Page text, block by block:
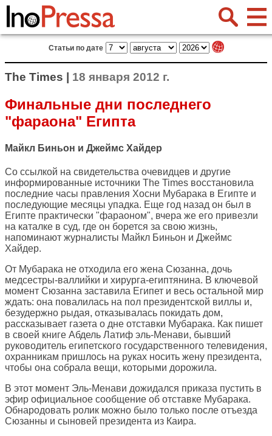
Статьи по дате
The Times | 18 января 2012 г.
Финальные дни последнего
"фараона" Египта
Майкл Биньон и Джеймс Хайдер
Со ссылкой на свидетельства очевидцев и другие
информированные источники The Times восстановила
последние часы правления Хосни Мубарака в Египте и
последующие месяцы упадка. Еще год назад он был в
Египте практически "фараоном", вчера же его привезли
на каталке в суд, где он борется за свою жизнь,
напоминают журналисты Майкл Биньон и Джеймс
Хайдер.
От Мубарака не отходила его жена Сюзанна, дочь
медсестры-валлийки и хирурга-египтянина. В ключевой
момент Сюзанна заставила Египет и весь остальной мир
ждать: она повалилась на пол президентской виллы и,
безудержно рыдая, отказывалась покидать дом,
рассказывает газета о дне отставки Мубарака. Как пишет
в своей книге Абдель Латиф эль-Менави, бывший
руководитель египетского государственного телевидения,
охранникам пришлось на руках носить жену президента,
чтобы она собрала вещи, которыми дорожила.
В этот момент Эль-Менави дожидался приказа пустить в
эфир официальное сообщение об отставке Мубарака.
Обнародовать ролик можно было только после отъезда
Сюзанны и сыновей президента из Каира.